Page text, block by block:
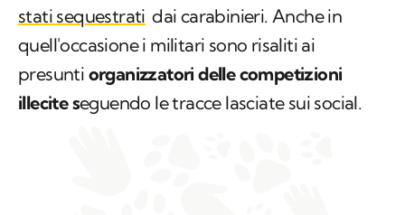
stati sequestrati dai carabinieri. Anche in
quell'occasione i militari sono risaliti ai
presunti organizzatori delle competizioni
illecite seguendo le tracce lasciate sui social.